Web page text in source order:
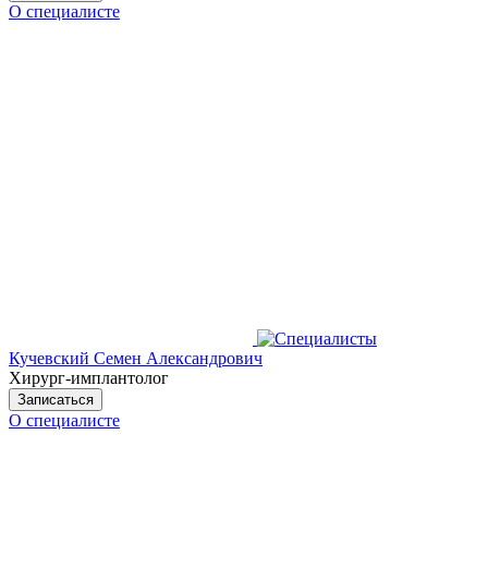
О специалисте
Кучевский Семен Александрович
Хирург-имплантолог
Записаться
О специалисте